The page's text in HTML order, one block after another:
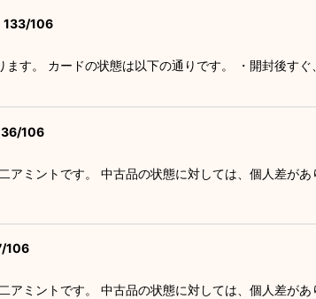
133/106
す。 カードの状態は以下の通りです。 ・開封後す
106
アミントです。 中古品の状態に対しては、個人差が
106
アミントです。 中古品の状態に対しては、個人差が